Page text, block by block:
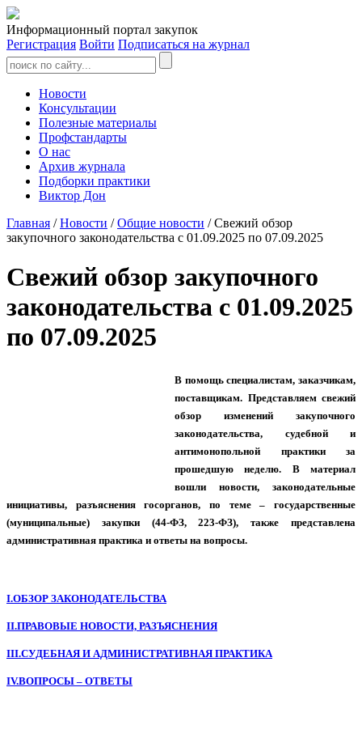
Информационный портал закупок
Регистрация Войти Подписаться на журнал
Новости
Консультации
Полезные материалы
Профстандарты
О нас
Архив журнала
Подборки практики
Виктор Дон
Главная /Новости /Общие новости / Свежий обзор
закупочного законодательства с 01.09.2025 по 07.09.2025
Свежий обзор закупочного
законодательства с 01.09.2025
по 07.09.2025
В помощь специалистам, заказчикам,
поставщикам. Представляем свежий
обзор изменений закупочного
законодательства, судебной и
антимонопольной практики за
прошедшую неделю. В материал
вошли новости, законодательные
инициативы, разъяснения госорганов, по теме – государственные
(муниципальные) закупки (44-ФЗ, 223-ФЗ), также представлена
административная практика и ответы на вопросы.
I.ОБЗОР ЗАКОНОДАТЕЛЬСТВА
II.ПРАВОВЫЕ НОВОСТИ, РАЗЪЯСНЕНИЯ
III.СУДЕБНАЯ И АДМИНИСТРАТИВНАЯ ПРАКТИКА
IV.ВОПРОСЫ – ОТВЕТЫ